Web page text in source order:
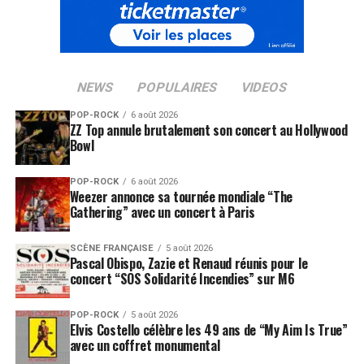
NEWS POPULAIRES VIDEOS
POP-ROCK 6 août 2026
ZZ Top annule brutalement son concert au Hollywood
Bowl
POP-ROCK 6 août 2026
Weezer annonce sa tournée mondiale “The
Gathering” avec un concert à Paris
SCÈNE FRANÇAISE 5 août 2026
Pascal Obispo, Zazie et Renaud réunis pour le
concert “SOS Solidarité Incendies” sur M6
POP-ROCK 5 août 2026
Elvis Costello célèbre les 49 ans de “My Aim Is True”
avec un coffret monumental